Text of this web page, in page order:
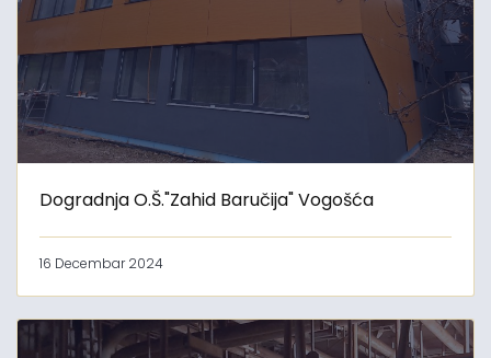
Dogradnja O.Š."Zahid Baručija" Vogošća
16 Decembar 2024